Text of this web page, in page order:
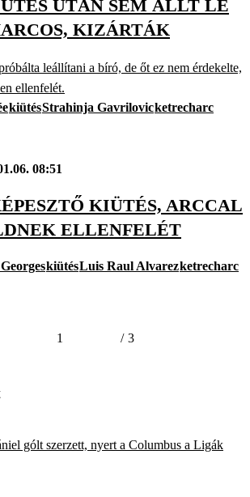
UTÁN SEM ÁLLT LE
KIZÁRTÁK
leállítani a bíró, de őt ez nem érdekelte,
ellenfelét.
kiütésStrahinja Gavrilovicketrecharc
08:51
KIÜTÉS, ARCCAL
ELLENFELÉT
kiütésLuis Raul Alvarezketrecharc
1 / 3
gólt szerzett, nyert a Columbus a Ligák